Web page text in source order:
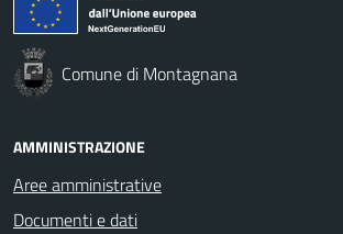
Comune di Montagnana
AMMINISTRAZIONE
Aree amministrative
Documenti e dati